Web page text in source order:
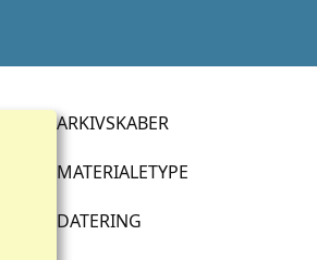
ARKIVSKABER
MATERIALETYPE
DATERING